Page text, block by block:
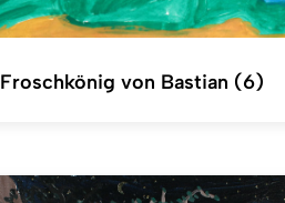
Froschkönig von Bastian (6)